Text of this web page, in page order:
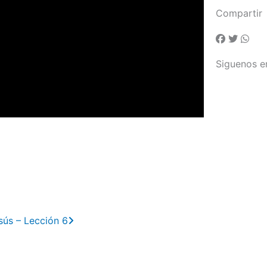
– Lección 6
Compartir
Siguenos